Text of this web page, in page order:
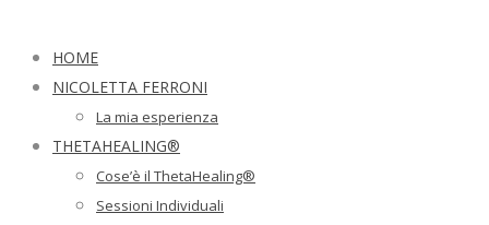
HOME
NICOLETTA FERRONI
La mia esperienza
THETAHEALING®
Cose’è il ThetaHealing®
Sessioni Individuali